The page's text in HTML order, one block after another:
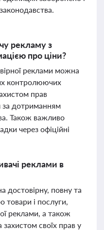
рекламу з
про ціни?
реклами можна
контролюючих
прав
за дотриманням
Також важливо
через офіційні
реклами в
достовірну, повну та
товари і послуги,
реклами, а також
своїх прав у